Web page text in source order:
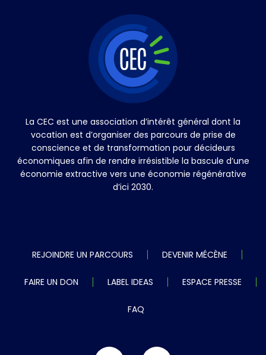
La CEC est une association d’intérêt général dont la
vocation est d’organiser des parcours de prise de
conscience et de transformation pour décideurs
économiques afin de rendre irrésistible la bascule d’une
économie extractive vers une économie régénérative
d’ici 2030.
REJOINDRE UN PARCOURS DEVENIR MÉCÈNE
FAIRE UN DON LABEL IDEAS ESPACE PRESSE
FAQ